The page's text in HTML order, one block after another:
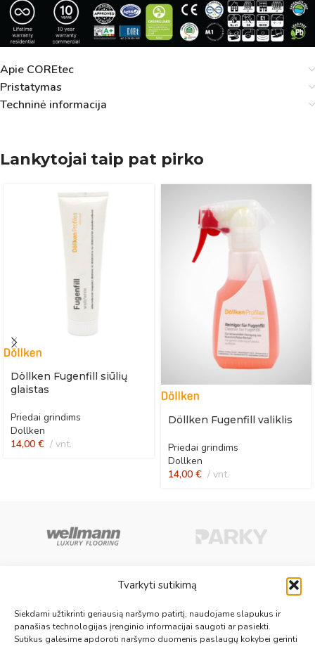
Tvarkyti sutikimą
Siekdami užtikrinti geriausią naršymo patirtį, naudojame slapukus ir
panašias technologijas įrenginio informacijai saugoti ar pasiekti.
Sutikus galėsime apdoroti naršymo duomenis paslaugų kokybei gerinti
Apie COREtec
Pristatymas
Techninė informacija
Lankytojai taip pat pirko
Döllken Fugenfill siūlių
glaistas
Priedai grindims
Dollken
14,00 € vnt.
Döllken Fugenfill valiklis
Priedai grindims
Dollken
14,00 € vnt.
Aukščiausios kokybės medinės, laminuotos, vinilinės grindys, paklotai,
kiliminės plytelės, grindjuostės ir kt. originalios bei kokybiškos prekės
jūsų grindims.